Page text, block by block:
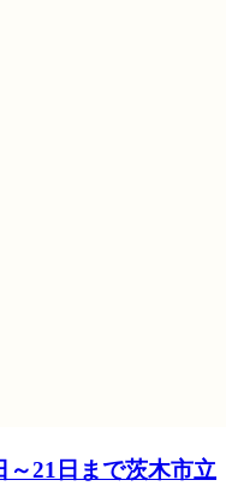
～21日まで茨木市立